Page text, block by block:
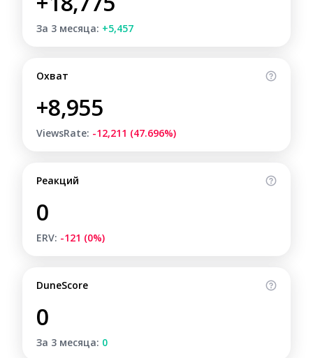
За 3 месяца: +5,457
Охват
+8,955
ViewsRate: -12,211 (47.696%)
Реакций
0
ERV: -121 (0%)
DuneScore
0
За 3 месяца: 0